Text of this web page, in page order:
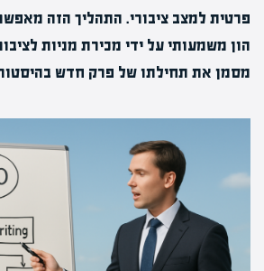
פרטית למצב ציבורי. התהליך הזה
הון משמעותי על ידי מכירת מניות
מסמן את תחילתו של פרק חדש